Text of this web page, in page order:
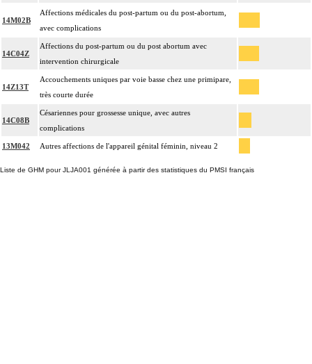
14M02B
Affections médicales du post-partum ou du post-abortum,
avec complications
14C04Z
Affections du post-partum ou du post abortum avec
intervention chirurgicale
14Z13T
Accouchements uniques par voie basse chez une primipare,
très courte durée
14C08B
Césariennes pour grossesse unique, avec autres
complications
13M042 Autres affections de l'appareil génital féminin, niveau 2
Liste de GHM pour JLJA001 générée à partir des statistiques du PMSI français